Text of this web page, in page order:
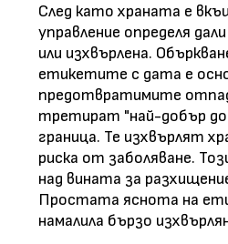
След като храната е
управление определя
или изхвърлена.
етикетите с дата е
предотвратимите
третират "най-добър
граница. Те изхвърлят
риска от заболяване.
над вината за
Простата яснота на
намалила бързо